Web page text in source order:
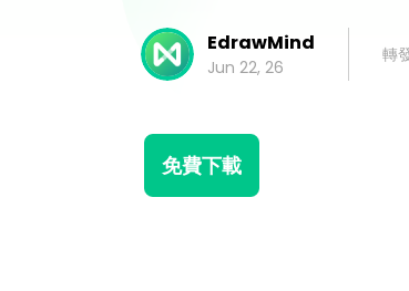
AI 驅動的創意工具。 EdrawMind
Jun 22, 26
轉
免費下載